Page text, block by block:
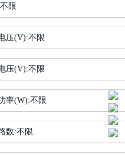
不限
压(V):不限
压(V):不限
率(W):不限
数:不限